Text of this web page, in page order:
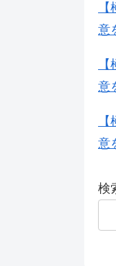
意
意
意
検